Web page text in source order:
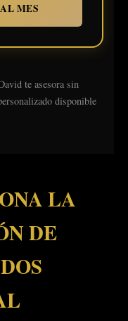
MES
te asesora sin
disponible
LA
DE